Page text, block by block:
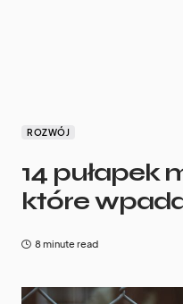
ROZWÓJ
14 pułapek
które
8 minute read